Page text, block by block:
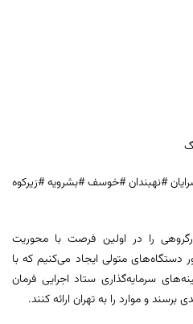
#نهبندان #خوسف #بشرویه #زیرکوه
را در اولین فرصت با محوریت
دستگاه‌های متولی ایجاد می‌کنیم که با
سرمایه‌گذاری ستاد اجرایی فرمان
و موارد را به تهران ارائه کنند.